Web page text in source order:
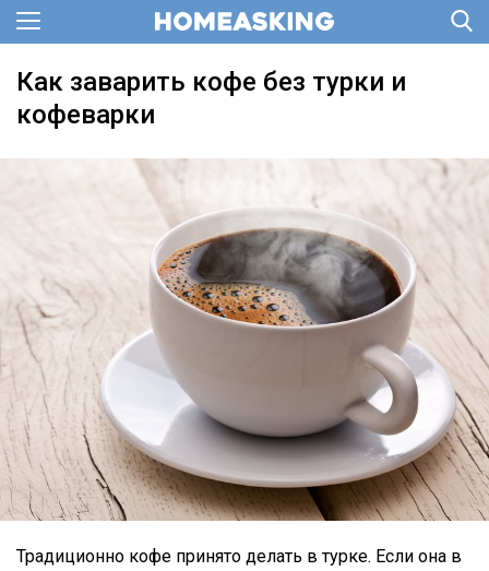
Как заварить кофе без турки и
кофеварки
Традиционно кофе принято делать в турке. Если она в